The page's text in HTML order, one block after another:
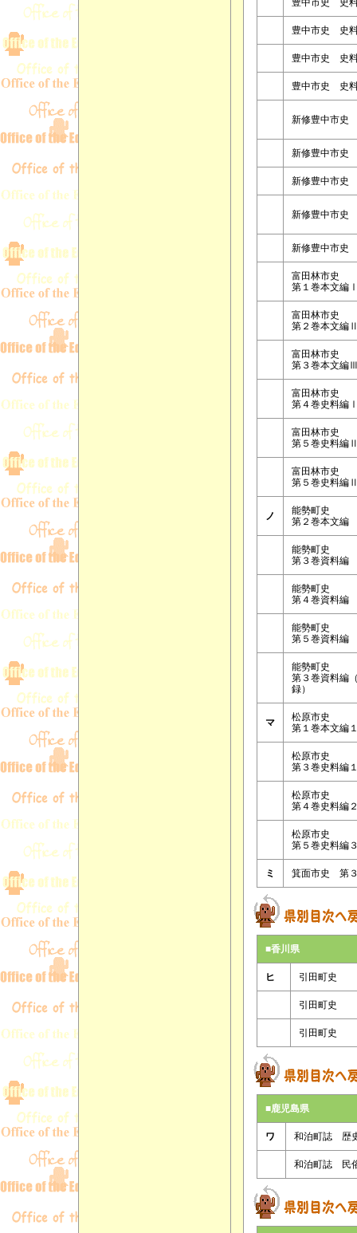
豊中市史 史
豊中市史 史
豊中市史 史
豊中市史 史
新修豊中市史
新修豊中市史
新修豊中市史
新修豊中市史
新修豊中市史
富田林市史
第１巻本文編
富田林市史
第２巻本文編
富田林市史
第３巻本文編
富田林市史
第４巻史料編
富田林市史
第５巻史料編
富田林市史
第５巻史料編
ノ
能勢町史
第２巻本文編
能勢町史
第３巻資料編
能勢町史
第４巻資料編
能勢町史
第５巻資料編
能勢町史
第３巻資料編
録）
マ
松原市史
第１巻本文編
松原市史
第３巻史料編
松原市史
第４巻史料編
松原市史
第５巻史料編
ミ 箕面市史 第
■香川県
ヒ 引田町史
引田町史
引田町史
■鹿児島県
ワ 和泊町誌 歴
和泊町誌 民